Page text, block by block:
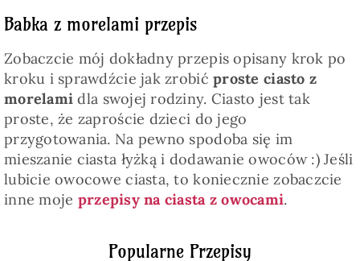
Popularne Przepisy
Babka z morelami przepis
Zobaczcie mój dokładny przepis opisany krok po
kroku i sprawdźcie jak zrobićproste ciasto z
morelami dla swojej rodziny. Ciasto jest tak
proste, że zaproście dzieci do jego
przygotowania. Na pewno spodoba się im
mieszanie ciasta łyżką i dodawanie owoców :) Jeśli
lubicie owocowe ciasta, to koniecznie zobaczcie
inne moje przepisy na ciasta z owocami.